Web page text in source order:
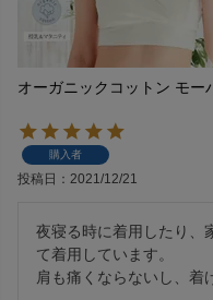
オーガニックコットン モー
購入者
投稿日 2021/12/21
夜寝る時に着用したり、
て着用しています。
肩も痛くならないし、着